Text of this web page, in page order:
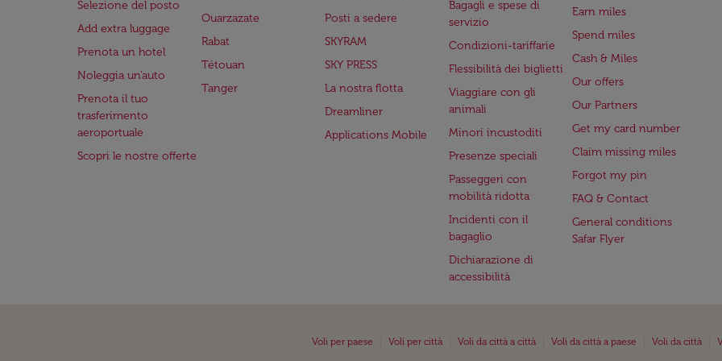
Selezione del posto
Add extra luggage
Prenota un hotel
Noleggia un'auto
Prenota il tuo
trasferimento
aeroportuale
Scopri le nostre offerte
Ouarzazate
Rabat
Tétouan
Tanger
Posti a sedere
SKYRAM
SKY PRESS
La nostra flotta
Dreamliner
Applications Mobile
Bagagli e spese di
servizio
Condizioni-tariffarie
Flessibilità dei biglietti
Viaggiare con gli
animali
Minori incustoditi
Presenze speciali
Passeggeri con
mobilità ridotta
Incidenti con il
bagaglio
Dichiarazione di
accessibilità
Earn miles
Spend miles
Cash & Miles
Our offers
Our Partners
Get my card number
Claim missing miles
Forgot my pin
FAQ & Contact
General conditions
Safar Flyer
Voli per paese Voli per città Voli da città a città Voli da città a paese Voli da città